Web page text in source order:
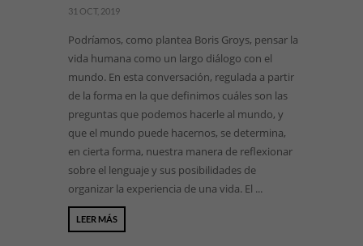
31 OCT, 2019
Podríamos, como plantea Boris Groys, pensar la
vida humana como un largo diálogo con el
mundo. En esta conversación, regulada a partir
de la forma en la que definimos cuáles son las
preguntas que podemos hacerle al mundo, y
que el mundo puede hacernos, se determina,
en cierta forma, nuestra manera de reflexionar
sobre el lenguaje y sus posibilidades de
organizar la experiencia de una vida. El ...
LEER MÁS